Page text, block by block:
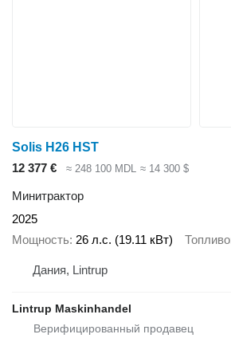
Solis H26 HST
12 377 €
≈ 248 100 MDL ≈ 14 300 $
Минитрактор
2025
Мощность 26 л.с. (19.11 кВт) Топливо
Дания, Lintrup
Lintrup Maskinhandel